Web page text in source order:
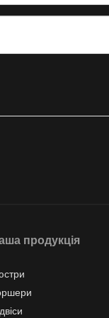
продукція